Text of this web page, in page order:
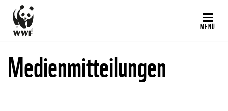
Direkt
zum
Inhalt
MENÜ
Medienmitteilungen